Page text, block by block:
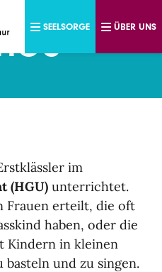
SEELSORGE ÜBER UNS
im
(HGU) unterrichtet.
Frauen erteilt, die oft
haben, oder die
Kindern in kleinen
und zu singen.